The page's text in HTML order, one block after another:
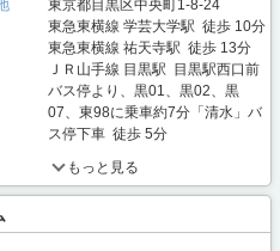
東京都目黒区中央町1-8-24
東急東横線 学芸大学駅 徒歩 10分
東急東横線 祐天寺駅 徒歩 13分
ＪＲ山手線 目黒駅 目黒駅西口前
バス停より、黒01、黒02、黒
07、東98に乗車約7分「清水」バ
ス停下車 徒歩 5分
もっと見る